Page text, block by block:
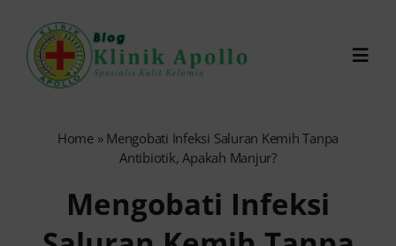
content
Home» Mengobati Infeksi Saluran Kemih Tanpa
Antibiotik, Apakah Manjur?
Mengobati Infeksi